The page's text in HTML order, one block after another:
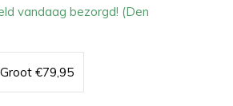
vandaag bezorgd! (Den
Groot €79,95